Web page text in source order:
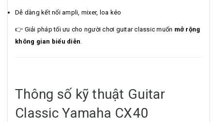
Dễ dàng kết nối ampli, mixer, loa kéo
👉 Giải pháp tối ưu cho người chơi guitar classic muốn mở rộng
không gian biểu diễn.
Thông số kỹ thuật Guitar
Classic Yamaha CX40